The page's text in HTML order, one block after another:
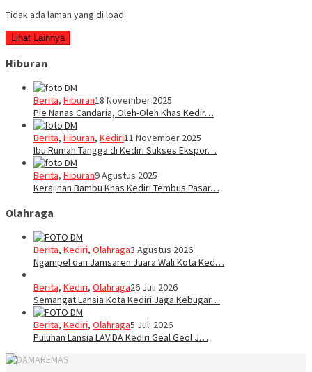
Tidak ada laman yang di load.
Lihat Lainnya
Hiburan
Berita, Hiburan18 November 2025
Pie Nanas Candaria, Oleh-Oleh Khas Kedir…
Berita, Hiburan, Kediri11 November 2025
Ibu Rumah Tangga di Kediri Sukses Ekspor…
Berita, Hiburan9 Agustus 2025
Kerajinan Bambu Khas Kediri Tembus Pasar…
Olahraga
Berita, Kediri, Olahraga3 Agustus 2026
Ngampel dan Jamsaren Juara Wali Kota Ked…
Berita, Kediri, Olahraga26 Juli 2026
Semangat Lansia Kota Kediri Jaga Kebugar…
Berita, Kediri, Olahraga5 Juli 2026
Puluhan Lansia LAVIDA Kediri Geal Geol J…